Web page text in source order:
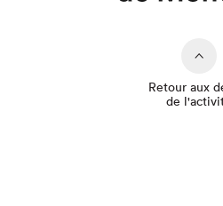
Retour aux
de